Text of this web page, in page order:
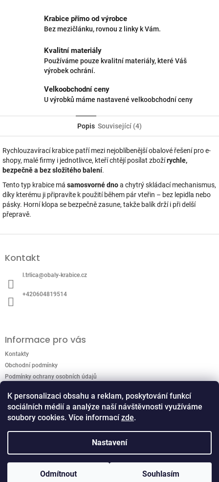
K personalizaci obsahu a reklam, poskytování funkcí
sociálních médií a analýze naší návštěvnosti využíváme
soubory cookies. Více informacízde.
Nastavení
Odmítnout Souhlasím
Krabice přímo od výrobce
Bez mezičlánku, rovnou z linky k Vám.
Kvalitní materiály
Používáme pouze kvalitní materiály, které Váš
výrobek ochrání.
Velkoobchodní ceny
U výrobků máme nastavené velkoobchodní ceny
Popis Související (4)
Rychlouzavírací krabice patří mezi nejoblíbenější obalové řešení pro e-
shopy, malé firmy i jednotlivce, kteří chtějí posílat zbožírychle,
bezpečně a bez složitého balení.
Tento typ krabice má samosvorné dnoa chytrý skládací mechanismus,
díky kterému ji připravíte k použití během pár vteřin – bez lepidla nebo
pásky. Horní klopa se bezpečně zasune, takže balík drží i při delší
přepravě.
Z
pKontakt
l.trlica@obaly-krabice.cz
+420604819514
Informace pro vás
Kontakty
Obchodní podmínky
Podmínky ochrany osobních údajů
Přijímáme online platby
Vytvořil Shoptet Copyright 2026 Kartonáž TERMIL. Všechna práva